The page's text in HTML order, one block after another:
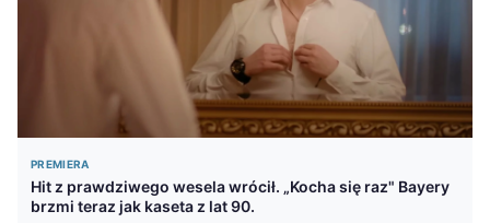
PREMIERA
Hit z prawdziwego wesela wrócił. „Kocha się raz" Bayery
brzmi teraz jak kaseta z lat 90.